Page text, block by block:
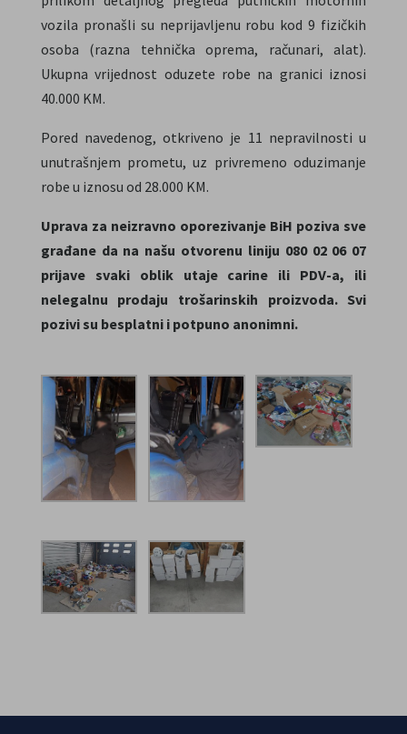
vozila pronašli su neprijavljenu robu kod 9 fizičkih
osoba (razna tehnička oprema, računari, alat).
Ukupna vrijednost oduzete robe na granici iznosi
40.000 KM.
Pored navedenog, otkriveno je 11 nepravilnosti u
unutrašnjem prometu, uz privremeno oduzimanje
robe u iznosu od 28.000 KM.
Uprava za neizravno oporezivanje BiH poziva sve
građane da na našu otvorenu liniju 080 02 06 07
prijave svaki oblik utaje carine ili PDV-a, ili
nelegalnu prodaju trošarinskih proizvoda. Svi
pozivi su besplatni i potpuno anonimni.